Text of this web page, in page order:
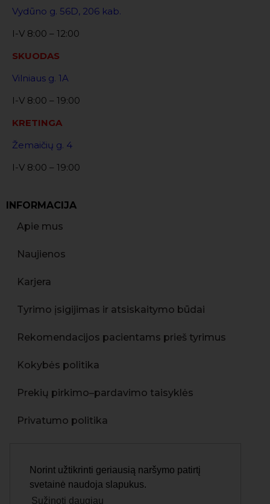
Norint užtikrinti geriausią naršymo patirtį
svetainė naudoja slapukus.
Sužinoti daugiau
Vydūno g. 56D, 206 kab.
I-V 8:00 – 12:00
SKUODAS
Vilniaus g. 1A
I-V 8:00 – 19:00
KRETINGA
Žemaičių g. 4
I-V 8:00 – 19:00
INFORMACIJA
Apie mus
Naujienos
Karjera
Tyrimo įsigijimas ir atsiskaitymo būdai
Rekomendacijos pacientams prieš tyrimus
Kokybės politika
Prekių pirkimo–pardavimo taisyklės
Privatumo politika
Skundų pateikimo tvarka